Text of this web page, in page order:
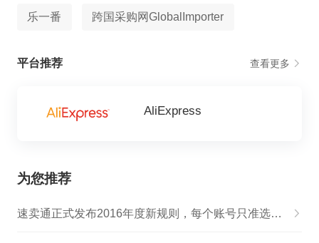
乐一番 跨国采购网GlobalImporter
平台推荐 查看更多
AliExpress
为您推荐
速卖通正式发布2016年度新规则，每个账号只准选取一大类